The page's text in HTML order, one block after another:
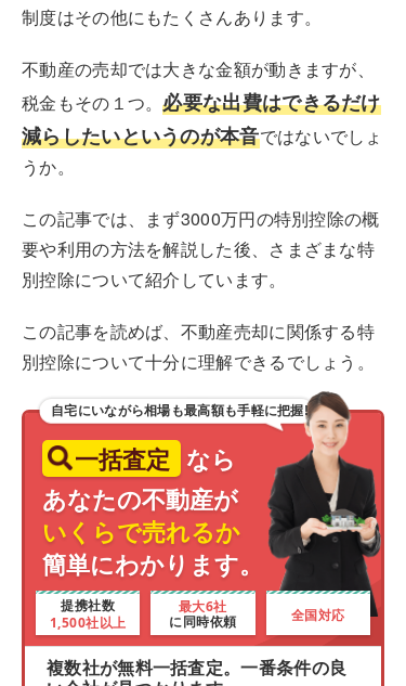
制度はその他にもたくさんあります。
不動産の売却では大きな金額が動きますが、
税金もその１つ。必要な出費はできるだけ
減らしたいというのが本音ではないでしょ
うか。
この記事では、まず3000万円の特別控除の概
要や利用の方法を解説した後、さまざまな特
別控除について紹介しています。
この記事を読めば、不動産売却に関係する特
別控除について十分に理解できるでしょう。
一括査定 なら
あなたの不動産が
いくらで売れるか
簡単にわかります。
提携社数
1,500社以上
最大6社
に同時依頼 全国対応
複数社が無料一括査定。一番条件の良
自宅にいながら相場も最高額も手軽に把握!